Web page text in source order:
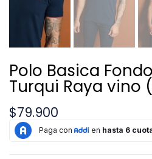
Polo Basica
Turqui Raya vino
$79.900